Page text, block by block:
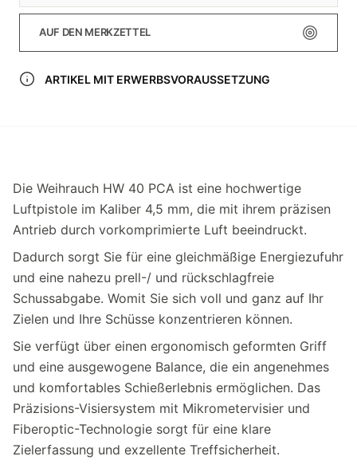
AUF DEN MERKZETTEL
ARTIKEL MIT ERWERBSVORAUSSETZUNG
Die Weihrauch HW 40 PCA ist eine hochwertige
Luftpistole im Kaliber 4,5 mm, die mit ihrem präzisen
Antrieb durch vorkomprimierte Luft beeindruckt.
Dadurch sorgt Sie für eine gleichmäßige Energiezufuhr
und eine nahezu prell-/ und rückschlagfreie
Schussabgabe. Womit Sie sich voll und ganz auf Ihr
Zielen und Ihre Schüsse konzentrieren können.
Sie verfügt über einen ergonomisch geformten Griff
und eine ausgewogene Balance, die ein angenehmes
und komfortables Schießerlebnis ermöglichen. Das
Präzisions-Visiersystem mit Mikrometervisier und
Fiberoptic-Technologie sorgt für eine klare
Zielerfassung und exzellente Treffsicherheit.